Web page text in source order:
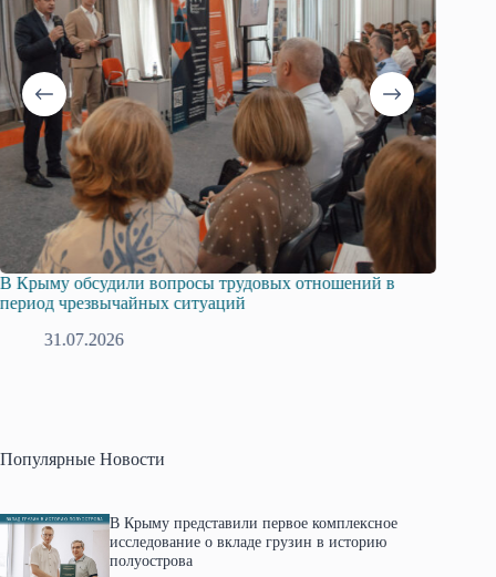
в
Русская община Крыма и Федерация независимых
профсоюзов Крыма укрепляют сотрудничество
28.07.2026
Популярные Новости
В Крыму представили первое комплексное
исследование о вкладе грузин в историю
полуострова